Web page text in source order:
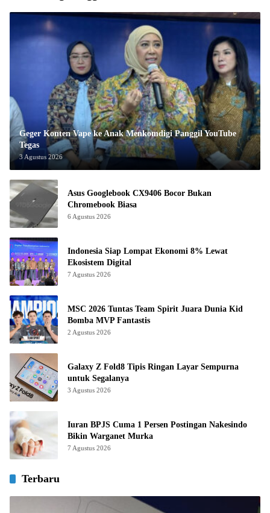
Geger Konten Vape ke Anak Menkomdigi Panggil YouTube
Tegas
3 Agustus 2026
Asus Googlebook CX9406 Bocor Bukan
Chromebook Biasa
6 Agustus 2026
Indonesia Siap Lompat Ekonomi 8% Lewat
Ekosistem Digital
7 Agustus 2026
MSC 2026 Tuntas Team Spirit Juara Dunia Kid
Bomba MVP Fantastis
2 Agustus 2026
Galaxy Z Fold8 Tipis Ringan Layar Sempurna
untuk Segalanya
3 Agustus 2026
Iuran BPJS Cuma 1 Persen Postingan Nakesindo
Bikin Warganet Murka
7 Agustus 2026
Terbaru